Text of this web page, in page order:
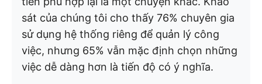
sát của chúng tôi cho thấy 76% chuyên gia
sử dụng hệ thống riêng để quản lý công
việc, nhưng 65% vẫn mặc định chọn những
việc dễ dàng hơn là tiến độ có ý nghĩa.